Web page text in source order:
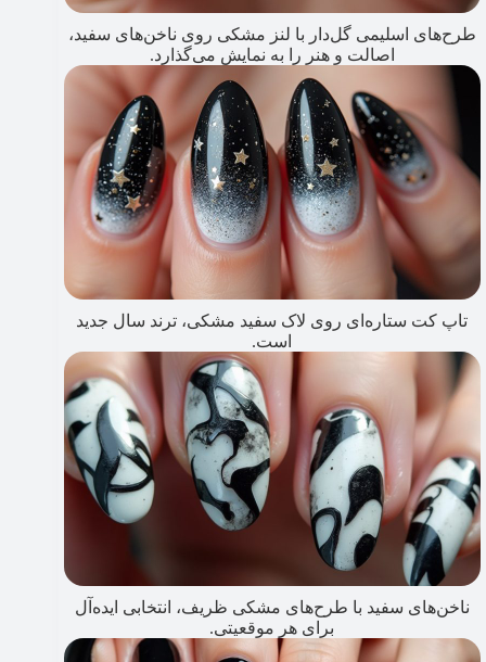
طرح‌های اسلیمی گل‌دار با لنز مشکی روی ناخن‌های سفید،
اصالت و هنر را به نمایش می‌گذارد.
تاپ کت ستاره‌ای روی لاک سفید مشکی، ترند سال جدید
است.
ناخن‌های سفید با طرح‌های مشکی ظریف، انتخابی ایده‌آل
برای هر موقعیتی.